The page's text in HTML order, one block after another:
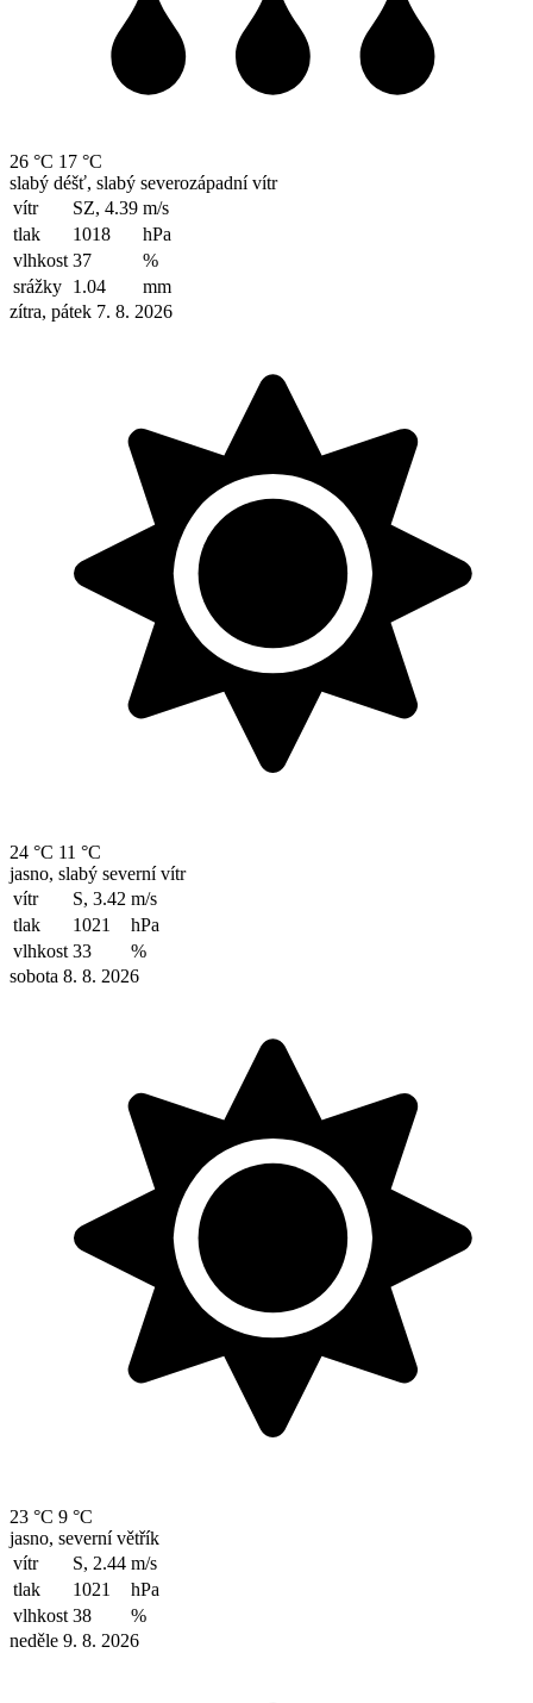
26 °C 17 °C
slabý déšť, slabý severozápadní vítr
vítr
SZ, 4.39 m/s
tlak
1018
hPa
vlhkost 37
%
srážky 1.04
mm
zítra, pátek 7. 8. 2026
24 °C 11 °C
jasno, slabý severní vítr
vítr
S, 3.42 m/s
tlak
1021
hPa
vlhkost 33
%
sobota 8. 8. 2026
23 °C 9 °C
jasno, severní větřík
vítr
S, 2.44 m/s
tlak
1021
hPa
vlhkost 38
%
neděle 9. 8. 2026